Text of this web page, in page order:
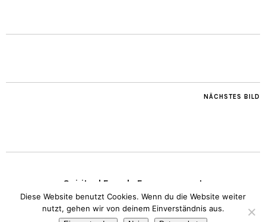
NÄCHSTES BILD
Spiritual Female Empowerment
Copyright © 2020 Transparent Heart. ImpressumIDatenschutz
Diese Website benutzt Cookies. Wenn du die Website weiter
nutzt, gehen wir von deinem Einverständnis aus.